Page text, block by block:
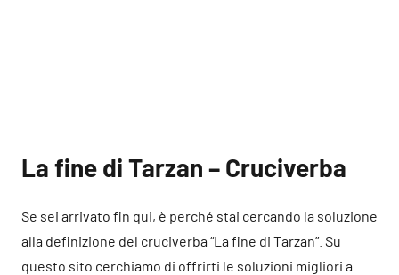
La fine di Tarzan – Cruciverba
Se sei arrivato fin qui, è perché stai cercando la soluzione
alla definizione del cruciverba “La fine di Tarzan”. Su
questo sito cerchiamo di offrirti le soluzioni migliori a